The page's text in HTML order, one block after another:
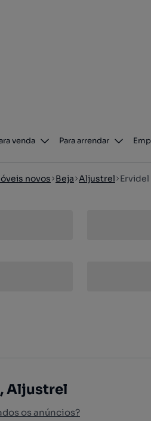
venda Para arrendar
novos Beja Aljustrel Ervidel
Aljustrel
os anúncios?